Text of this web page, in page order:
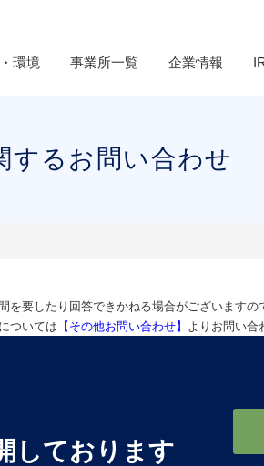
環境 事業所一覧 企業情報
するお問い合わせ
を要したり回答できかねる場合がございますの
ついては 【その他お問い合わせ】 よりお問い合
しております